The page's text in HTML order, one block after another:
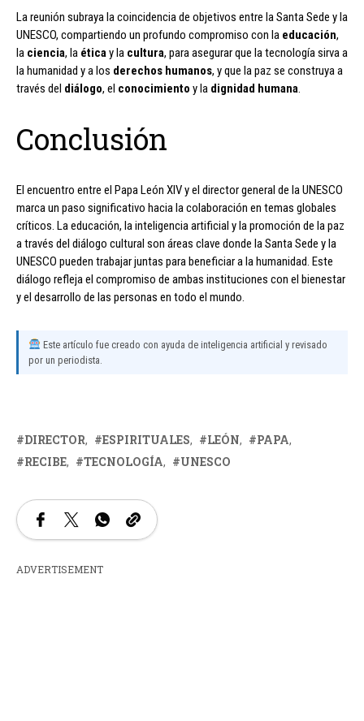
La reunión subraya la coincidencia de objetivos entre la Santa Sede y la
UNESCO, compartiendo un profundo compromiso con la educación,
la ciencia, la éticay la cultura, para asegurar que la tecnología sirva a
la humanidad y a los derechos humanos, y que la paz se construya a
través del diálogo, el conocimiento y la dignidad humana.
Conclusión
El encuentro entre el Papa León XIV y el director general de la UNESCO
marca un paso significativo hacia la colaboración en temas globales
críticos. La educación, la inteligencia artificial y la promoción de la paz
a través del diálogo cultural son áreas clave donde la Santa Sede y la
UNESCO pueden trabajar juntas para beneficiar a la humanidad. Este
diálogo refleja el compromiso de ambas instituciones con el bienestar
y el desarrollo de las personas en todo el mundo.
Este artículo fue creado con ayuda de inteligencia artificial y revisado
por un periodista.
DIRECTOR ESPIRITUALES LEÓN
PAPA
RECIBE
TECNOLOGÍA UNESCO
ADVERTISEMENT